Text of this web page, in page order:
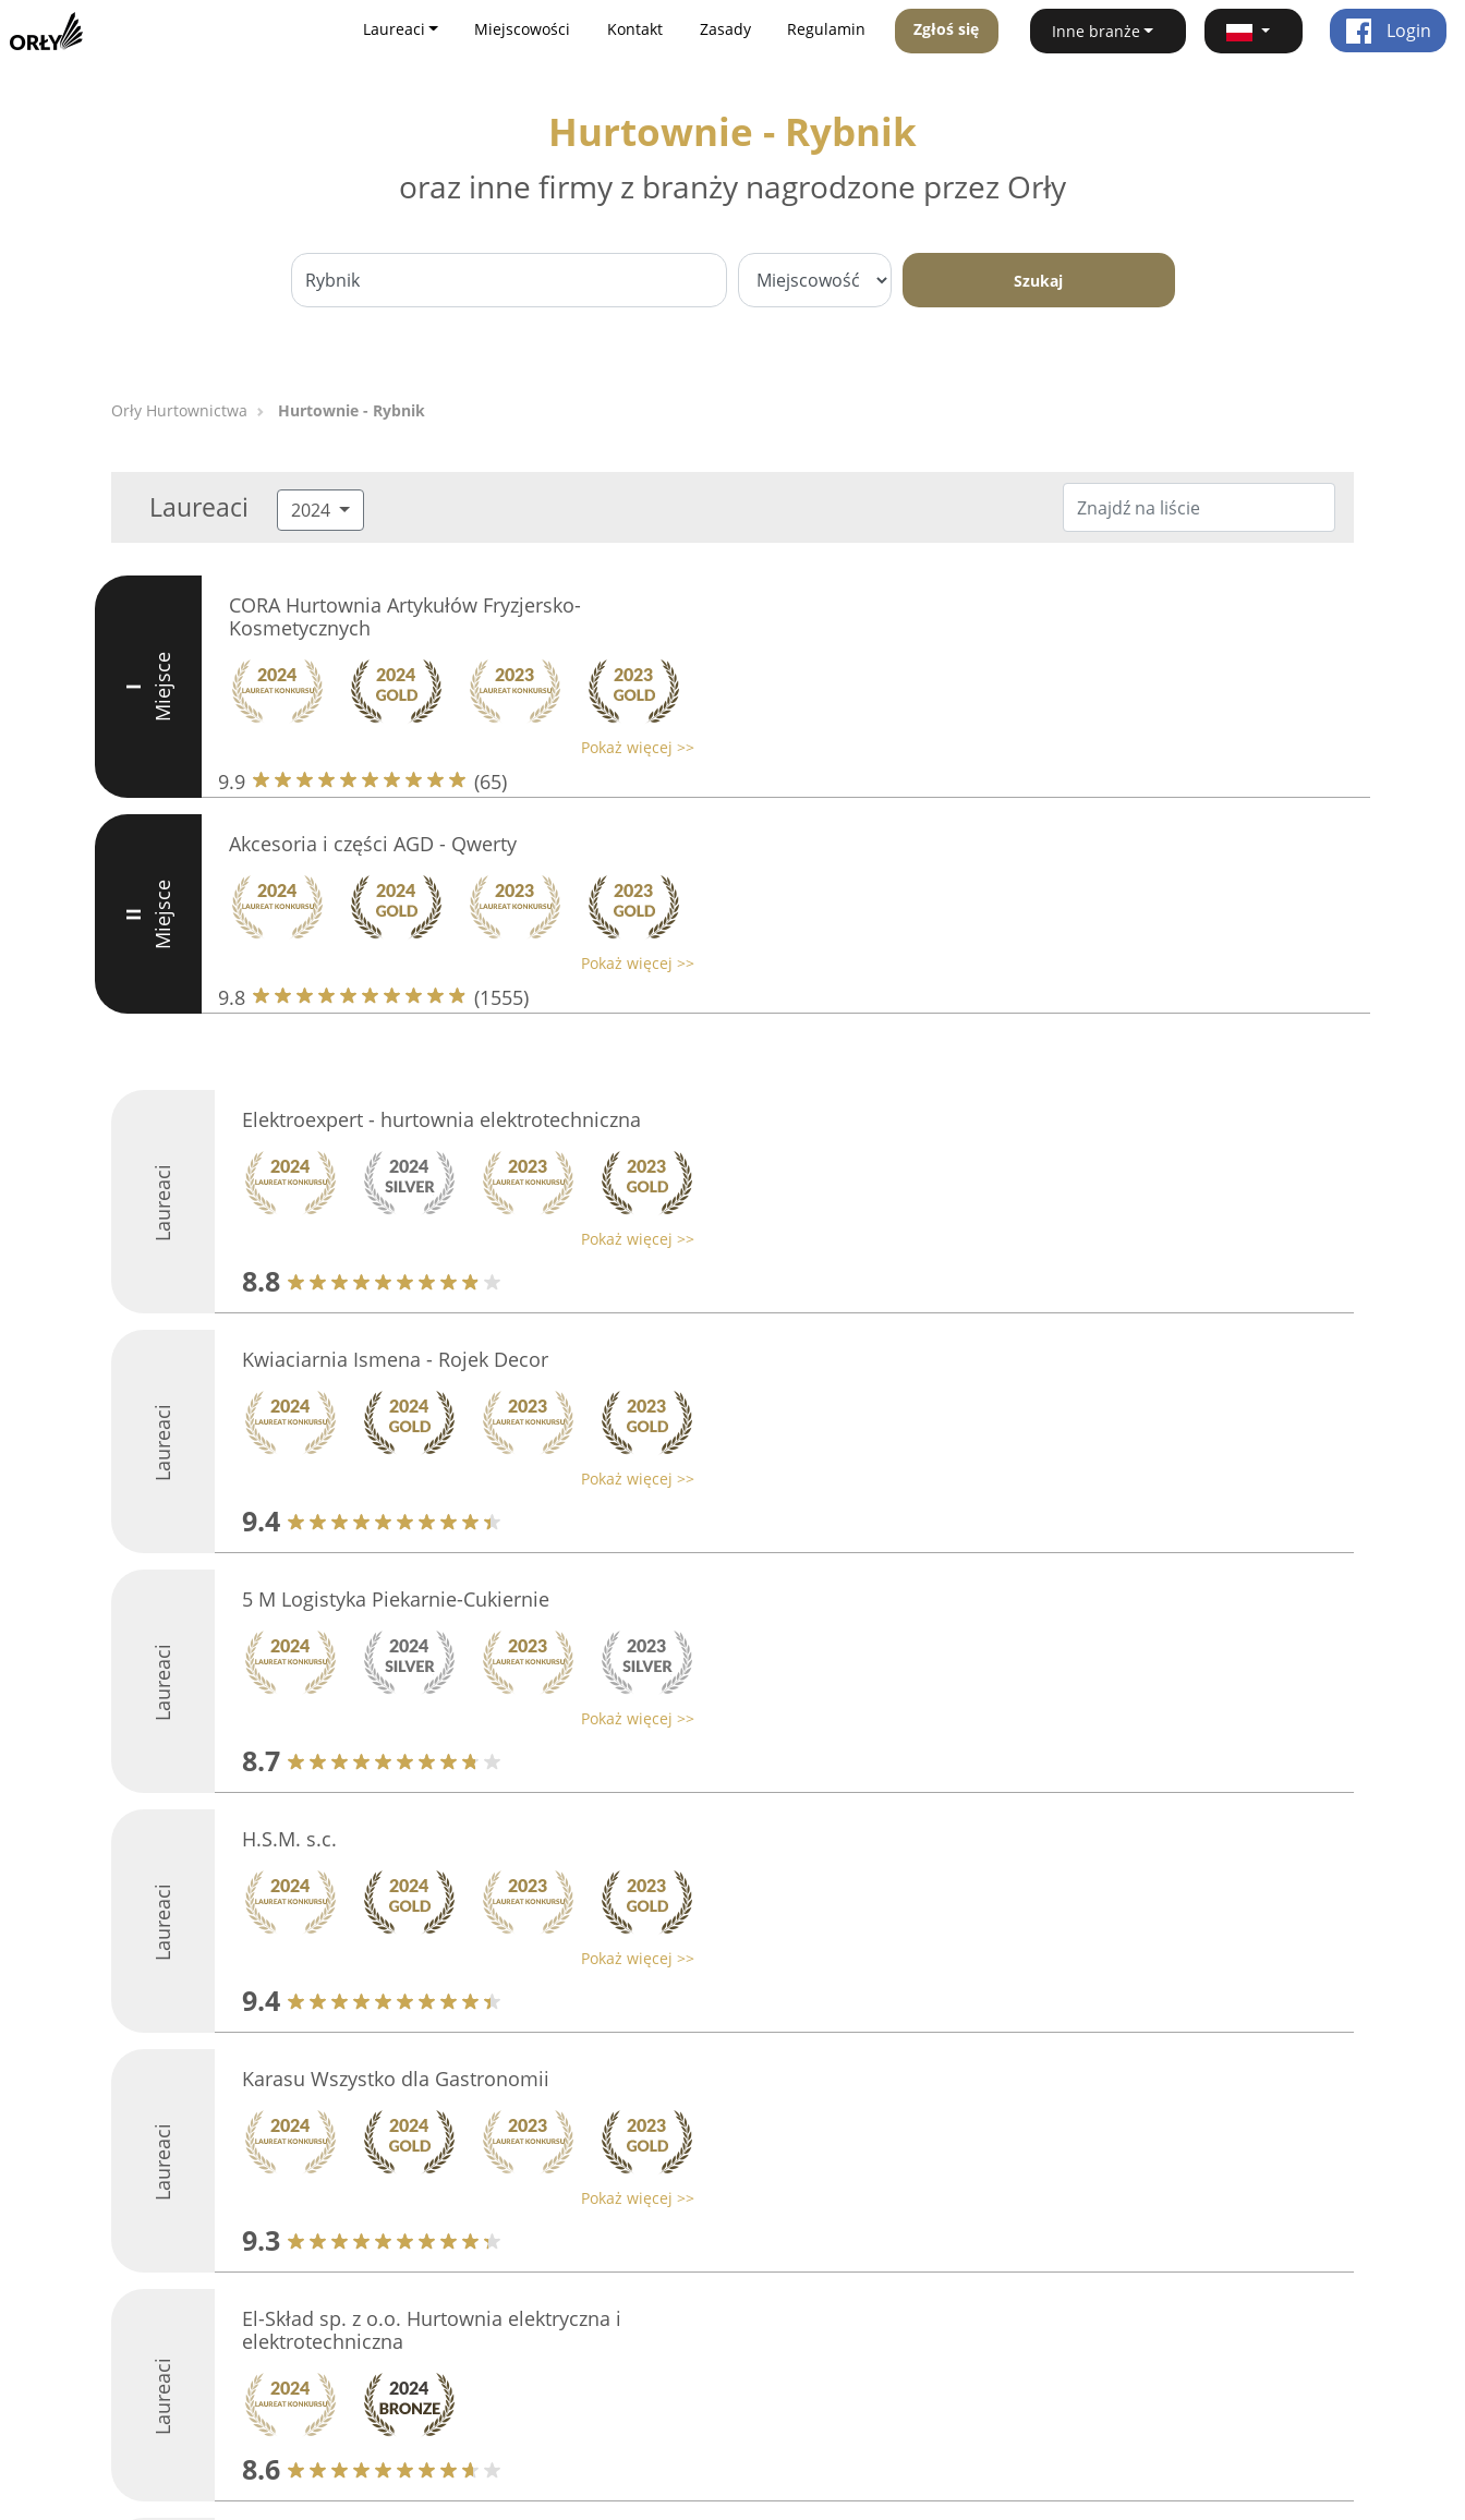
Laureaci Miejscowości Kontakt Zasady Regulamin Zgłoś się Inne branże Login
Hurtownie - Rybnik
oraz inne firmy z branży nagrodzone przez Orły
Szukaj
Orły Hurtownictwa Hurtownie - Rybnik
Laureaci 2024
I Miejsce
CORA Hurtownia Artykułów Fryzjersko-
Kosmetycznych
Pokaż więcej >>
9.9 (65)
II Miejsce
Akcesoria i części AGD - Qwerty
Pokaż więcej >>
9.8 (1555)
Laureaci
Elektroexpert - hurtownia elektrotechniczna
Pokaż więcej >>
8.8
Laureaci
Kwiaciarnia Ismena - Rojek Decor
Pokaż więcej >>
9.4
Laureaci
5 M Logistyka Piekarnie-Cukiernie
Pokaż więcej >>
8.7
Laureaci
H.S.M. s.c.
Pokaż więcej >>
9.4
Laureaci
Karasu Wszystko dla Gastronomii
Pokaż więcej >>
9.3
Laureaci
El-Skład sp. z o.o. Hurtownia elektryczna i
elektrotechniczna
8.6